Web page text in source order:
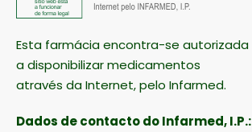
Esta farmácia encontra-se autorizada
a disponibilizar medicamentos
através da Internet, pelo Infarmed.
Dados de contacto do Infarmed, I.P.: